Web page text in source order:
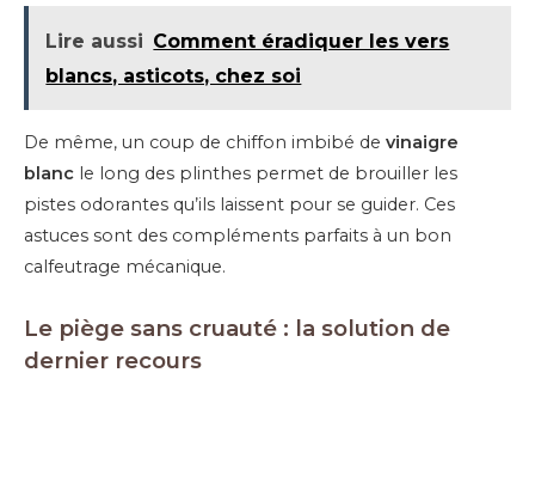
Lire aussi Comment éradiquer les vers
blancs, asticots, chez soi
De même, un coup de chiffon imbibé de vinaigre
blanc le long des plinthes permet de brouiller les
pistes odorantes qu’ils laissent pour se guider. Ces
astuces sont des compléments parfaits à un bon
calfeutrage mécanique.
Le piège sans cruauté : la solution de
dernier recours